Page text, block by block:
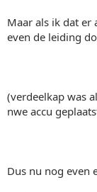
Maar als ik dat er
even de leiding
(verdeelkap was
nwe accu
Dus nu nog even